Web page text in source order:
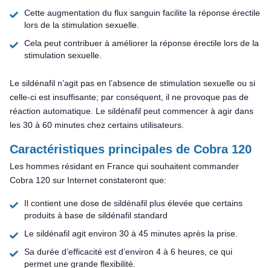
Cette augmentation du flux sanguin facilite la réponse érectile
lors de la stimulation sexuelle.
Cela peut contribuer à améliorer la réponse érectile lors de la
stimulation sexuelle.
Le sildénafil n’agit pas en l’absence de stimulation sexuelle ou si
celle-ci est insuffisante; par conséquent, il ne provoque pas de
réaction automatique. Le sildénafil peut commencer à agir dans
les 30 à 60 minutes chez certains utilisateurs.
Caractéristiques principales de Cobra 120
Les hommes résidant en France qui souhaitent commander
Cobra 120 sur Internet constateront que:
Il contient une dose de sildénafil plus élevée que certains
produits à base de sildénafil standard
Le sildénafil agit environ 30 à 45 minutes après la prise.
Sa durée d’efficacité est d’environ 4 à 6 heures, ce qui
permet une grande flexibilité.